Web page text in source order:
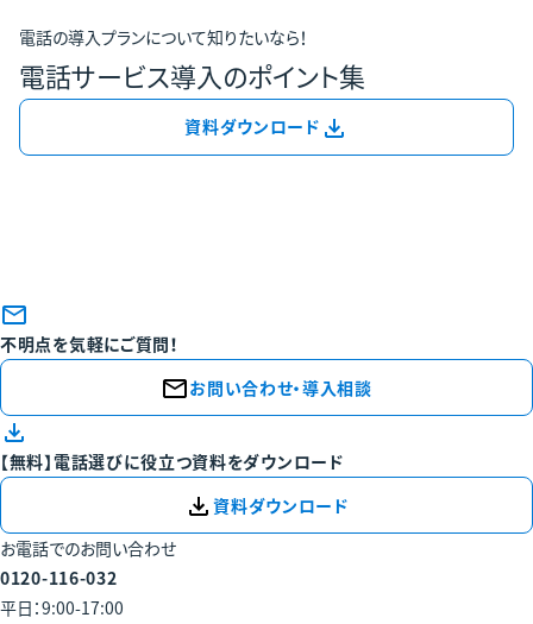
電話の導入プランについて知りたいなら！
電話サービス導入のポイント集
資料ダウンロード
不明点を気軽にご質問！
お問い合わせ・導入相談
【無料】電話選びに役立つ資料をダウンロード
資料ダウンロード
お電話でのお問い合わせ
0120-116-032
平日：9:00-17:00